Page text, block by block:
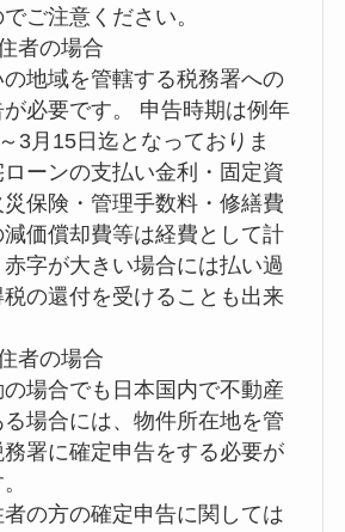
ご注意ください。
者の場合
地域を管轄する税務署への
必要です。 申告時期は例年
3月15日迄となっておりま
ーンの支払い金利・固定資
保険・管理手数料・修繕費
価償却費等は経費として計
字が大きい場合には払い過
税の還付を受けることも出来
者の場合
場合でも日本国内で不動産
場合には、物件所在地を管
署に確定申告をする必要が
の方の確定申告に関しては